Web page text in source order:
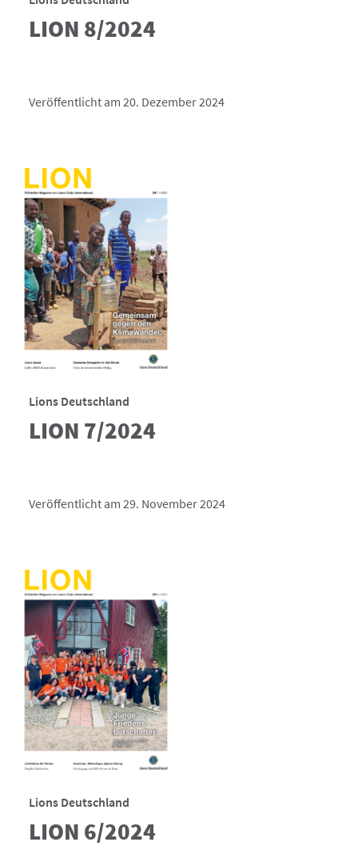
LION 8/2024
Veröffentlicht am 20. Dezember 2024
Lions Deutschland
LION 7/2024
Veröffentlicht am 29. November 2024
Lions Deutschland
LION 6/2024